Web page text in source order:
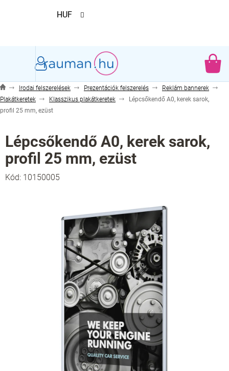
HUF
Irodai felszerelések Prezentációk felszerelés
Reklám bannerek
Plakátkeretek
Klasszikus plakátkeretek
Lépcsőkendő A0, kerek sarok,
profil 25 mm, ezüst
Lépcsőkendő A0, kerek sarok,
profil 25 mm, ezüst
Kód: 10150005